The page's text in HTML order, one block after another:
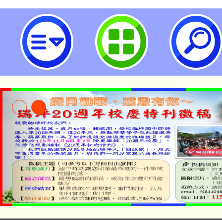
桃園市立瑞坪國民中學
公告本校115學年度第
代理(課)教師甄選結果
「本色祭」8/29、30在